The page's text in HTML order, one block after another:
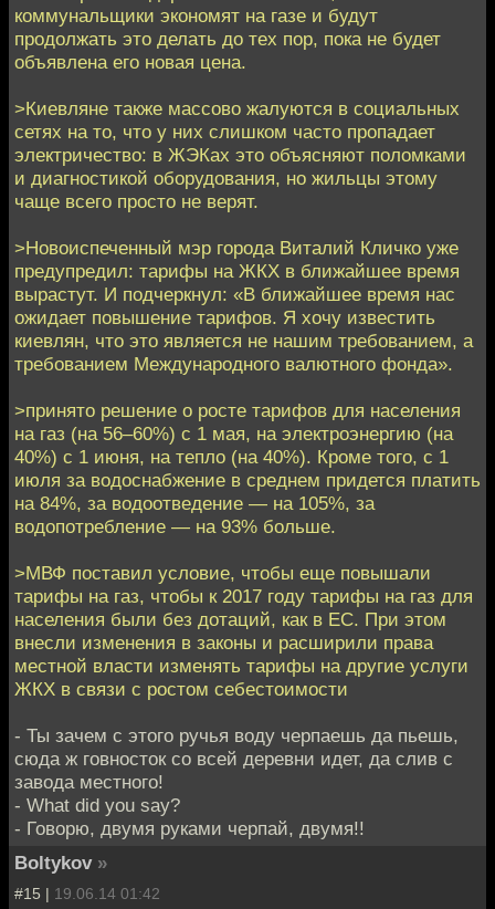
коммунальщики экономят на газе и будут
продолжать это делать до тех пор, пока не будет
объявлена его новая цена.
>Киевляне также массово жалуются в социальных
сетях на то, что у них слишком часто пропадает
электричество: в ЖЭКах это объясняют поломками
и диагностикой оборудования, но жильцы этому
чаще всего просто не верят.
>Новоиспеченный мэр города Виталий Кличко уже
предупредил: тарифы на ЖКХ в ближайшее время
вырастут. И подчеркнул: «В ближайшее время нас
ожидает повышение тарифов. Я хочу известить
киевлян, что это является не нашим требованием, а
требованием Международного валютного фонда».
>принято решение о росте тарифов для населения
на газ (на 56–60%) с 1 мая, на электроэнергию (на
40%) с 1 июня, на тепло (на 40%). Кроме того, с 1
июля за водоснабжение в среднем придется платить
на 84%, за водоотведение — на 105%, за
водопотребление — на 93% больше.
>МВФ поставил условие, чтобы еще повышали
тарифы на газ, чтобы к 2017 году тарифы на газ для
населения были без дотаций, как в ЕС. При этом
внесли изменения в законы и расширили права
местной власти изменять тарифы на другие услуги
ЖКХ в связи с ростом себестоимости
- Ты зачем с этого ручья воду черпаешь да пьешь,
сюда ж говносток со всей деревни идет, да слив с
завода местного!
- What did you say?
- Говорю, двумя руками черпай, двумя!!
Boltykov »
#15 | 19.06.14 01:42